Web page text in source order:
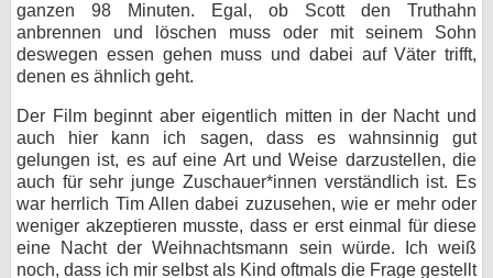
ganzen 98 Minuten. Egal, ob Scott den Truthahn
anbrennen und löschen muss oder mit seinem Sohn
deswegen essen gehen muss und dabei auf Väter trifft,
denen es ähnlich geht.
Der Film beginnt aber eigentlich mitten in der Nacht und
auch hier kann ich sagen, dass es wahnsinnig gut
gelungen ist, es auf eine Art und Weise darzustellen, die
auch für sehr junge Zuschauer*innen verständlich ist. Es
war herrlich Tim Allen dabei zuzusehen, wie er mehr oder
weniger akzeptieren musste, dass er erst einmal für diese
eine Nacht der Weihnachtsmann sein würde. Ich weiß
noch, dass ich mir selbst als Kind oftmals die Frage gestellt